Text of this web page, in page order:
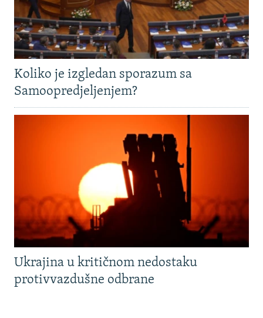
Koliko je izgledan sporazum sa
Samoopredjeljenjem?
Ukrajina u kritičnom nedostaku
protivvazdušne odbrane